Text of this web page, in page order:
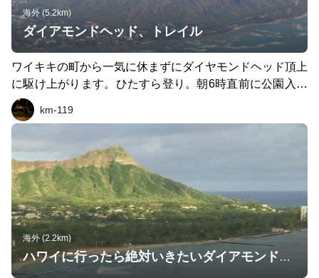
海外 (5.2km)
ダイアモンドヘッド、トレイル
ワイキキの町から一気に休まずにダイヤモンドヘッド頂上
に駆け上がります。ひたすら登り。朝6時直前に公園入口
ゲートに1ドルを払ってまだ混雑する前に一気に駆け抜け
ます。混雑する前朝一番にしか出来ない楽しみです。帰り
km-119
海外 (2.2km)
ハワイに行ったら絶対いきたいダイアモンドヘッドトレイル